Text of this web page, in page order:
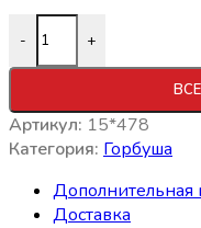
- +
Артикул: 15*478
Категория: Горбуша
Доставка